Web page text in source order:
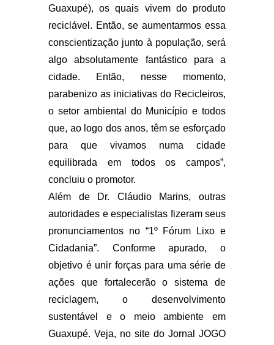
Guaxupé), os quais vivem do produto
reciclável. Então, se aumentarmos essa
conscientização junto à população, será
algo absolutamente fantástico para a
cidade. Então, nesse momento,
parabenizo as iniciativas do Recicleiros,
o setor ambiental do Município e todos
que, ao logo dos anos, têm se esforçado
para que vivamos numa cidade
equilibrada em todos os campos”,
concluiu o promotor.
Além de Dr. Cláudio Marins, outras
autoridades e especialistas fizeram seus
pronunciamentos no “1º Fórum Lixo e
Cidadania”. Conforme apurado, o
objetivo é unir forças para uma série de
ações que fortalecerão o sistema de
reciclagem, o desenvolvimento
sustentável e o meio ambiente em
Guaxupé. Veja, no site do Jornal JOGO